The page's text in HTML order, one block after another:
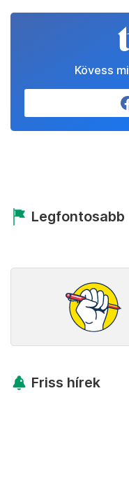
Kövess
Legfontosabb
Friss hírek